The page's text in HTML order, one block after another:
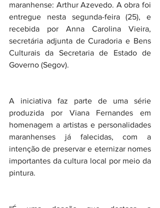
maranhense: Arthur Azevedo. A obra foi
entregue nesta segunda-feira (25), e
recebida por Anna Carolina Vieira,
secretária adjunta de Curadoria e Bens
Culturais da Secretaria de Estado de
Governo (Segov).
A iniciativa faz parte de uma série
produzida por Viana Fernandes em
homenagem a artistas e personalidades
maranhenses já falecidas, com a
intenção de preservar e eternizar nomes
importantes da cultura local por meio da
pintura.